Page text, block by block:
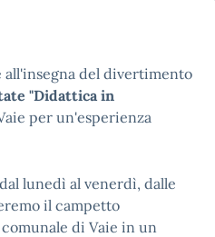
del divertimento
"Didattica in
per un'esperienza
lunedì al venerdì, dalle
il campetto
di Vaie in un